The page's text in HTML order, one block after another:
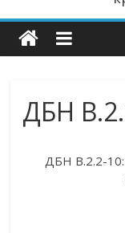
ДБН
ДБН В.2.2-